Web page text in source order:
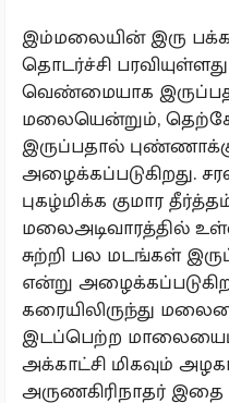
இம்மலையின் இரு
தொடர்ச்சி
வெண்மையாக
மலையென்றும்,
இருப்பதால்
புகழ்மிக்க குமார
மலைஅடிவாரத்தில்
சுற்றி பல மடங்கள்
என்று
கரையிலிருந்து
இடப்பெற்ற
அக்காட்சி மிகவும்
அருணகிரிநாதர்